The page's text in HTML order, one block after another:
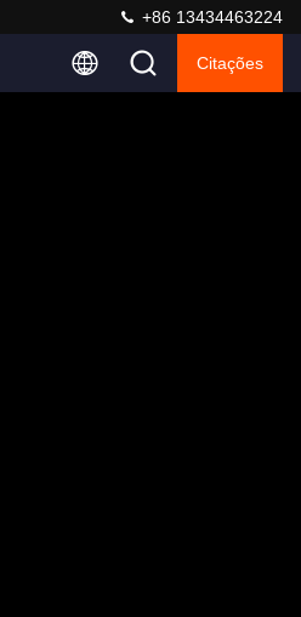
+86 13434463224
Citações